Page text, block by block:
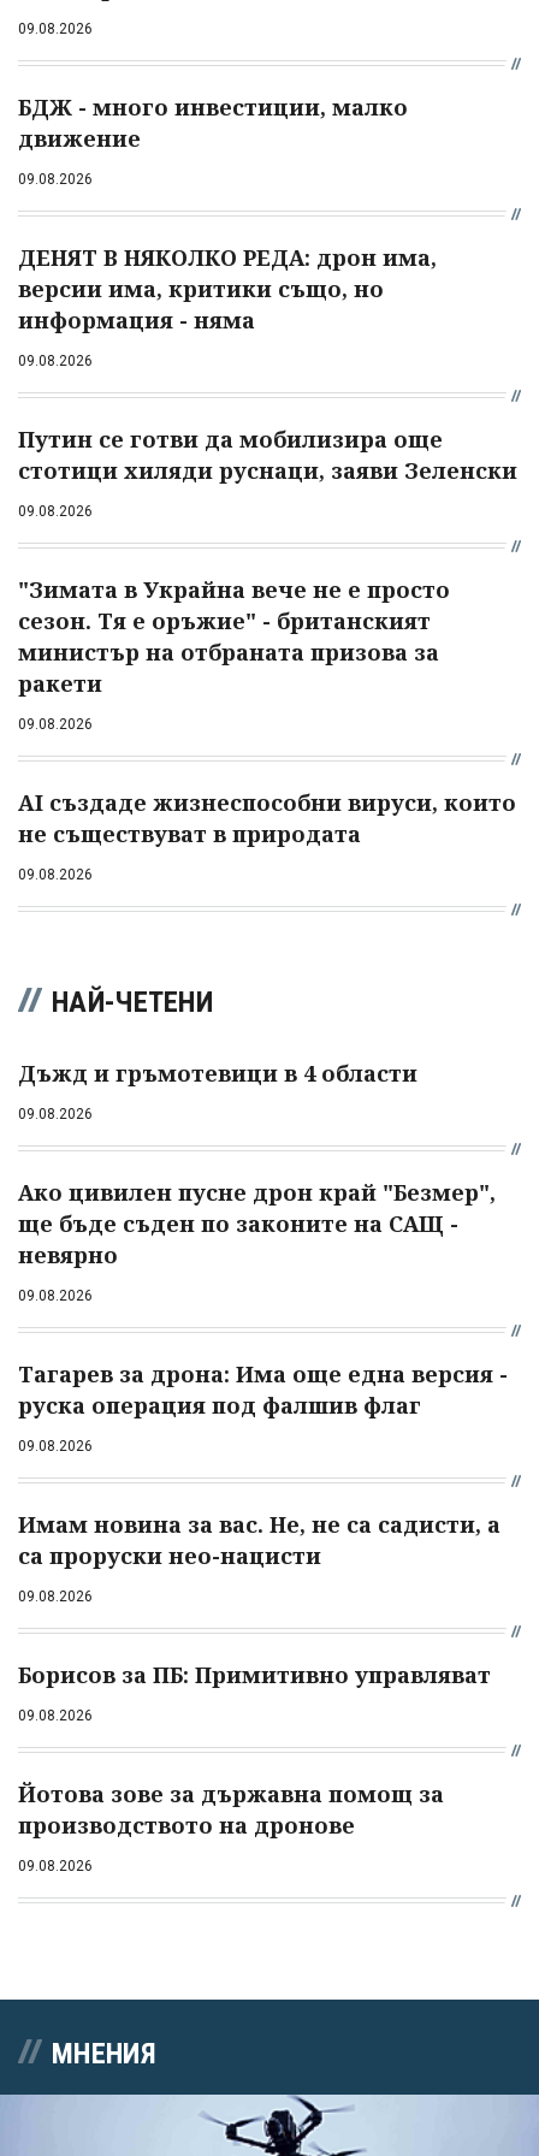
09.08.2026
БДЖ - много инвестиции, малко
движение
09.08.2026
ДЕНЯТ В НЯКОЛКО РЕДА: дрон има,
версии има, критики също, но
информация - няма
09.08.2026
Путин се готви да мобилизира още
стотици хиляди руснаци, заяви Зеленски
09.08.2026
"Зимата в Украйна вече не е просто
сезон. Тя е оръжие" - британският
министър на отбраната призова за
ракети
09.08.2026
AI създаде жизнеспособни вируси, които
не съществуват в природата
09.08.2026
НАЙ-ЧЕТЕНИ
Дъжд и гръмотевици в 4 области
09.08.2026
Ако цивилен пусне дрон край "Безмер",
ще бъде съден по законите на САЩ -
невярно
09.08.2026
Тагарев за дрона: Има още една версия -
руска операция под фалшив флаг
09.08.2026
Имам новина за вас. Не, не са садисти, а
са проруски нео-нацисти
09.08.2026
Борисов за ПБ: Примитивно управляват
09.08.2026
Йотова зове за държавна помощ за
производството на дронове
09.08.2026
МНЕНИЯ